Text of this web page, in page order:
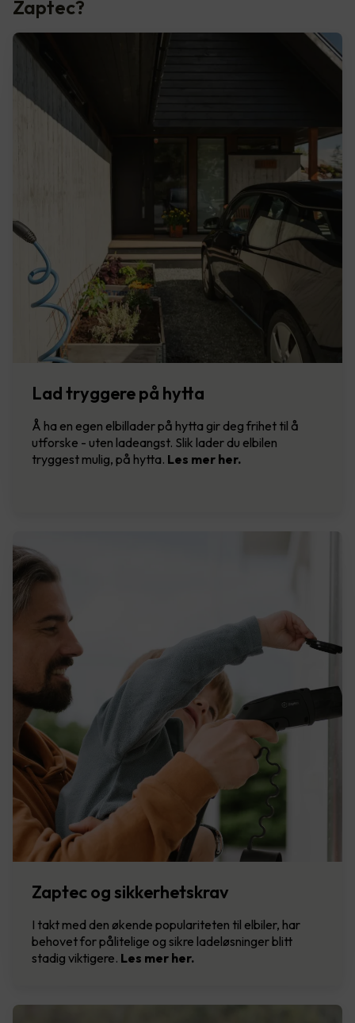
Zaptec?
Lad tryggere på hytta
Å ha en egen elbillader på hytta gir deg frihet til å
utforske - uten ladeangst. Slik lader du elbilen
tryggest mulig, på hytta. Les mer her.
Zaptec og sikkerhetskrav
I takt med den økende populariteten til elbiler, har
behovet for pålitelige og sikre ladeløsninger blitt
stadig viktigere. Les mer her.